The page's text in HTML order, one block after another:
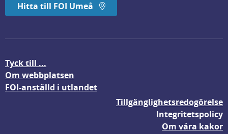
Hitta till FOI Umeå
Tyck till ...
Om webbplatsen
FOI-anställd i utlandet
Tillgänglighetsredogörelse
Integritetspolicy
Om våra kakor